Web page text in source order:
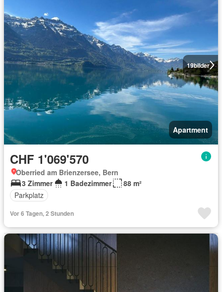
19bilder
Apartment
CHF 1'069'570
Oberried am Brienzersee, Bern
3 Zimmer
1 Badezimmer
88 m²
Parkplatz
Vor 6 Tagen, 2 Stunden